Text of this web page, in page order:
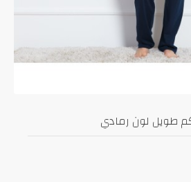
طويل لون رمادي